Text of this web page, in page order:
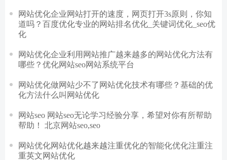
网站优化企业网站打开的速度，网页打开3s原则，你知
道吗？百度优化专业的网站排名优化_关键词优化_seo优
化
网站优化企业利用网站推广越来越多的网站优化方法有
哪些？优化网站seo网站系统平台
网站优化做网站少不了网站优化技术有哪些？基础的优
化方法什么叫网站优化
网站seo 网站seo无论学习经验分享，希望对你有所帮助
帮助！ 北京网站seo,seo
网站优化网站优化越来越注重优化的智能化优化注重注
重英文网站优化